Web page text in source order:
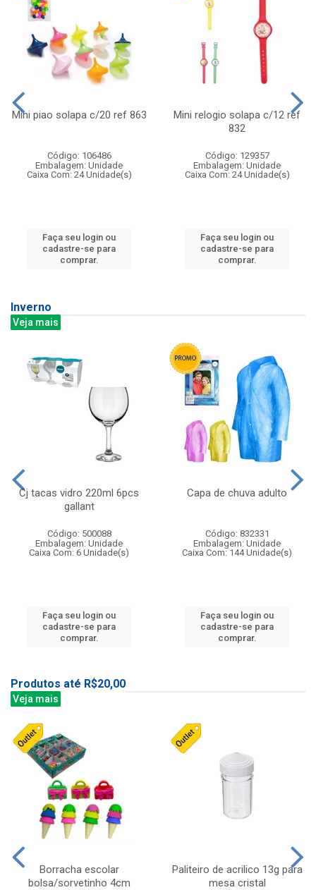
Mini piao solapa c/20 ref 863
Código: 106486
Embalagem: Unidade
Caixa Com: 24 Unidade(s)
Faça seu login ou
cadastre-se para
comprar.
Mini relogio solapa c/12 ref
832
Código: 129357
Embalagem: Unidade
Caixa Com: 24 Unidade(s)
Faça seu login ou
cadastre-se para
comprar.
Inverno
Veja mais
Cj tacas vidro 220ml 6pcs
gallant
Código: 500088
Embalagem: Unidade
Caixa Com: 6 Unidade(s)
Faça seu login ou
cadastre-se para
comprar.
Capa de chuva adulto
Código: 832331
Embalagem: Unidade
Caixa Com: 144 Unidade(s)
Faça seu login ou
cadastre-se para
comprar.
Produtos até R$20,00
Veja mais
Borracha escolar
bolsa/sorvetinho 4cm
Paliteiro de acrilico 13g para
mesa cristal